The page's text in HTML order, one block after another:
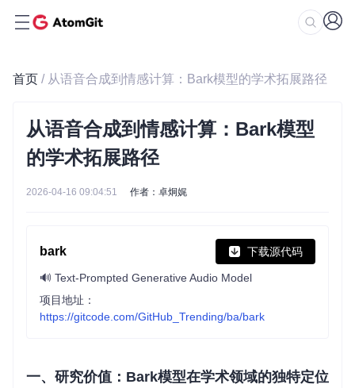
首页 / 从语音合成到情感计算：Bark模型的学术拓展路径
从语音合成到情感计算：Bark模型
的学术拓展路径
2026-04-16 09:04:51 作者：卓炯娓
bark 下载源代码
🔊 Text-Prompted Generative Audio Model
项目地址：
https://gitcode.com/GitHub_Trending/ba/bark
一、研究价值：Bark模型在学术领域的独特定位